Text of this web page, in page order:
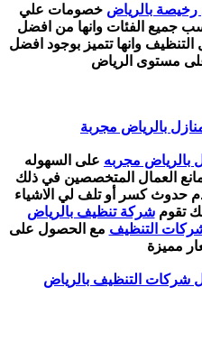
بالرياض خصومات علي
جميع الفئات وانها من افضل
وانها تتميز بوجود افضل
مستوى الرياض
بالرياض مجربة
بالرياض مجربه على السهوله
العمال المتخصصين في ذلك
حدوث كسر أو تلف لي الاشياء
تقومشركة تنظيف بالرياض
التنظيف مع الحصول على
مميزة
شركات التنظيف بالرياض